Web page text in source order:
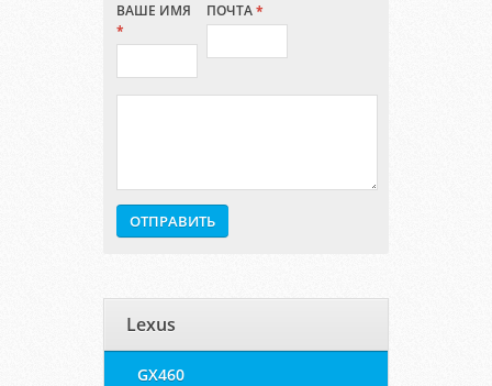
ВАШЕ ИМЯ
*
ПОЧТА*
Lexus
GX460